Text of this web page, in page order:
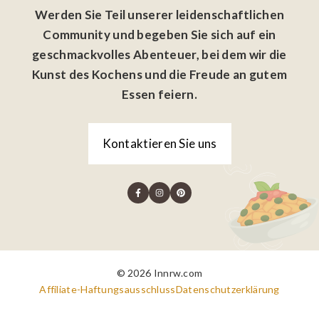
Werden Sie Teil unserer leidenschaftlichen
Community und begeben Sie sich auf ein
geschmackvolles Abenteuer, bei dem wir die
Kunst des Kochens und die Freude an gutem
Essen feiern.
Kontaktieren Sie uns
© 2026 Innrw.com
Affiliate-HaftungsausschlussDatenschutzerklärung